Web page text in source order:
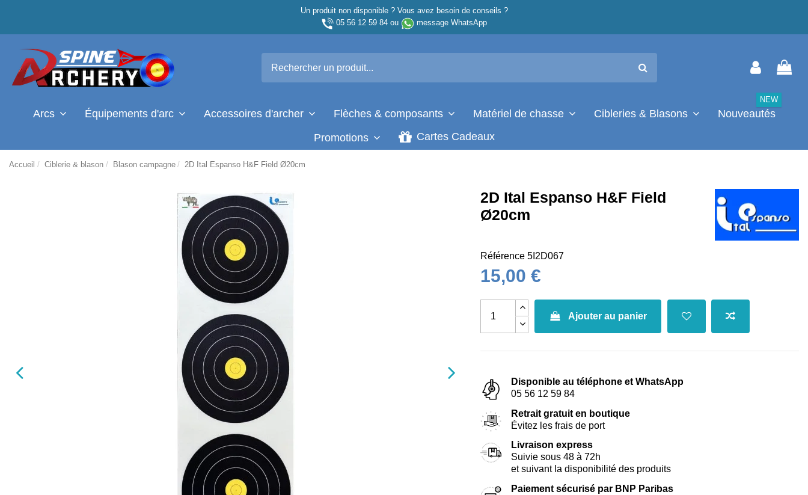
Un produit non disponible ? Vous avez besoin de conseils ?
05 56 12 59 84ou message WhatsApp
Arcs Équipements d'arc Accessoires d'archer Flèches & composants Matériel de chasse Cibleries & Blasons Nouveautés
NEW
Promotions Cartes Cadeaux
Accueil Ciblerie & blason Blason campagne 2D Ital Espanso H&F Field Ø20cm
2D Ital Espanso H&F Field
Ø20cm
Référence 5I2D067
15,00 €
Ajouter au panier
Disponible au téléphone et WhatsApp
05 56 12 59 84
Retrait gratuit en boutique
Évitez les frais de port
Livraison express
Suivie sous 48 à 72h
et suivant la disponibilité des produits
Paiement sécurisé par BNP Paribas